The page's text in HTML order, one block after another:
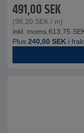
491,00SEK
(98,20 SEK / m)
inkl. moms. 613,75
Plus 240,00 SEK i